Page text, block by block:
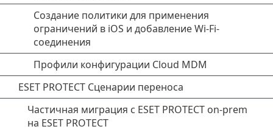
Создание политики для применения
ограничений в iOS и добавление Wi-Fi-
соединения
Профили конфигурации Cloud MDM
ESET PROTECT Сценарии переноса
Частичная миграция с ESET PROTECT on-prem
на ESET PROTECT